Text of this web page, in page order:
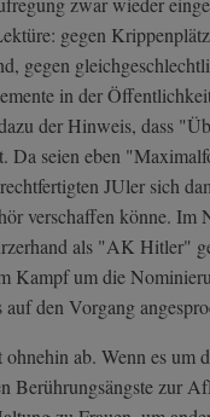
gegen
gegen
in der
der Hinweis, dass
Da seien eben
JUler sich
verschaffen könne. Im
als "AK Hitler"
Kampf um die
auf den Vorgang
ab. Wenn es um
Berührungsängste zur